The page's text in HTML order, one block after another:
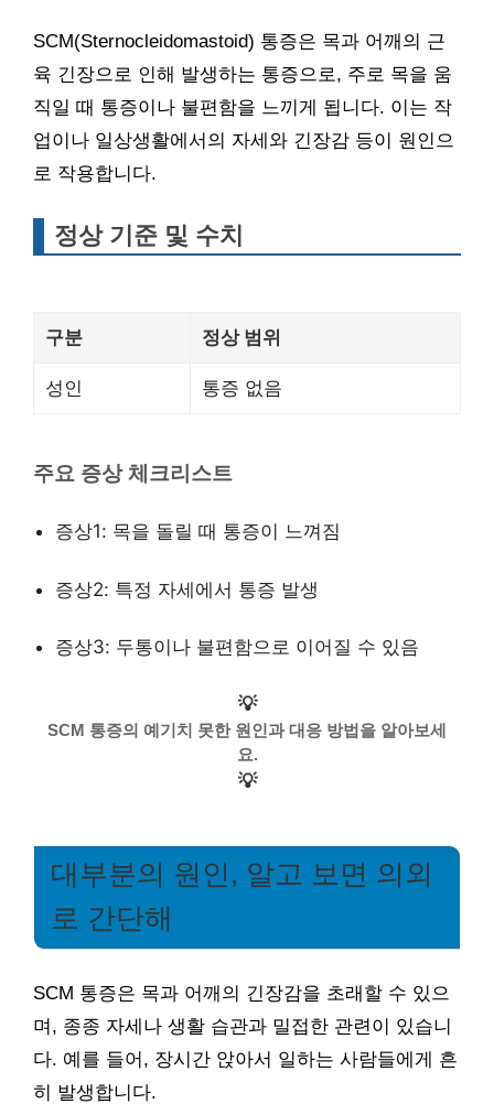
SCM(Sternocleidomastoid) 통증은 목과 어깨의 근
육 긴장으로 인해 발생하는 통증으로, 주로 목을 움
직일 때 통증이나 불편함을 느끼게 됩니다. 이는 작
업이나 일상생활에서의 자세와 긴장감 등이 원인으
로 작용합니다.
정상 기준 및 수치
구분 정상 범위
성인 통증 없음
주요 증상 체크리스트
증상1: 목을 돌릴 때 통증이 느껴짐
증상2: 특정 자세에서 통증 발생
증상3: 두통이나 불편함으로 이어질 수 있음
💡
SCM 통증의 예기치 못한 원인과 대응 방법을 알아보세
요.
💡
대부분의 원인, 알고 보면 의외
로 간단해
SCM 통증은 목과 어깨의 긴장감을 초래할 수 있으
며, 종종 자세나 생활 습관과 밀접한 관련이 있습니
다. 예를 들어, 장시간 앉아서 일하는 사람들에게 흔
히 발생합니다.